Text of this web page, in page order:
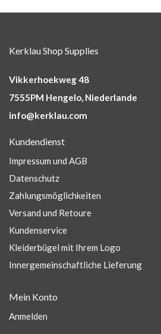
Kerklau Shop Supplies
Vikkerhoekweg 48
7555PM Hengelo, Niederlande
info@kerklau.com
Kundendienst
Impressum und AGB
Datenschutz
Zahlungsmöglichkeiten
Versand und Retoure
Kundenservice
Kleiderbügel mit Ihrem Logo
Innergemeinschaftliche Lieferung
Mein Konto
Anmelden